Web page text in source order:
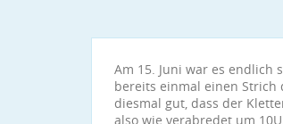
Am 15. Juni war es endlich
bereits einmal einen Strich
diesmal gut, dass der
also wie verabredet um